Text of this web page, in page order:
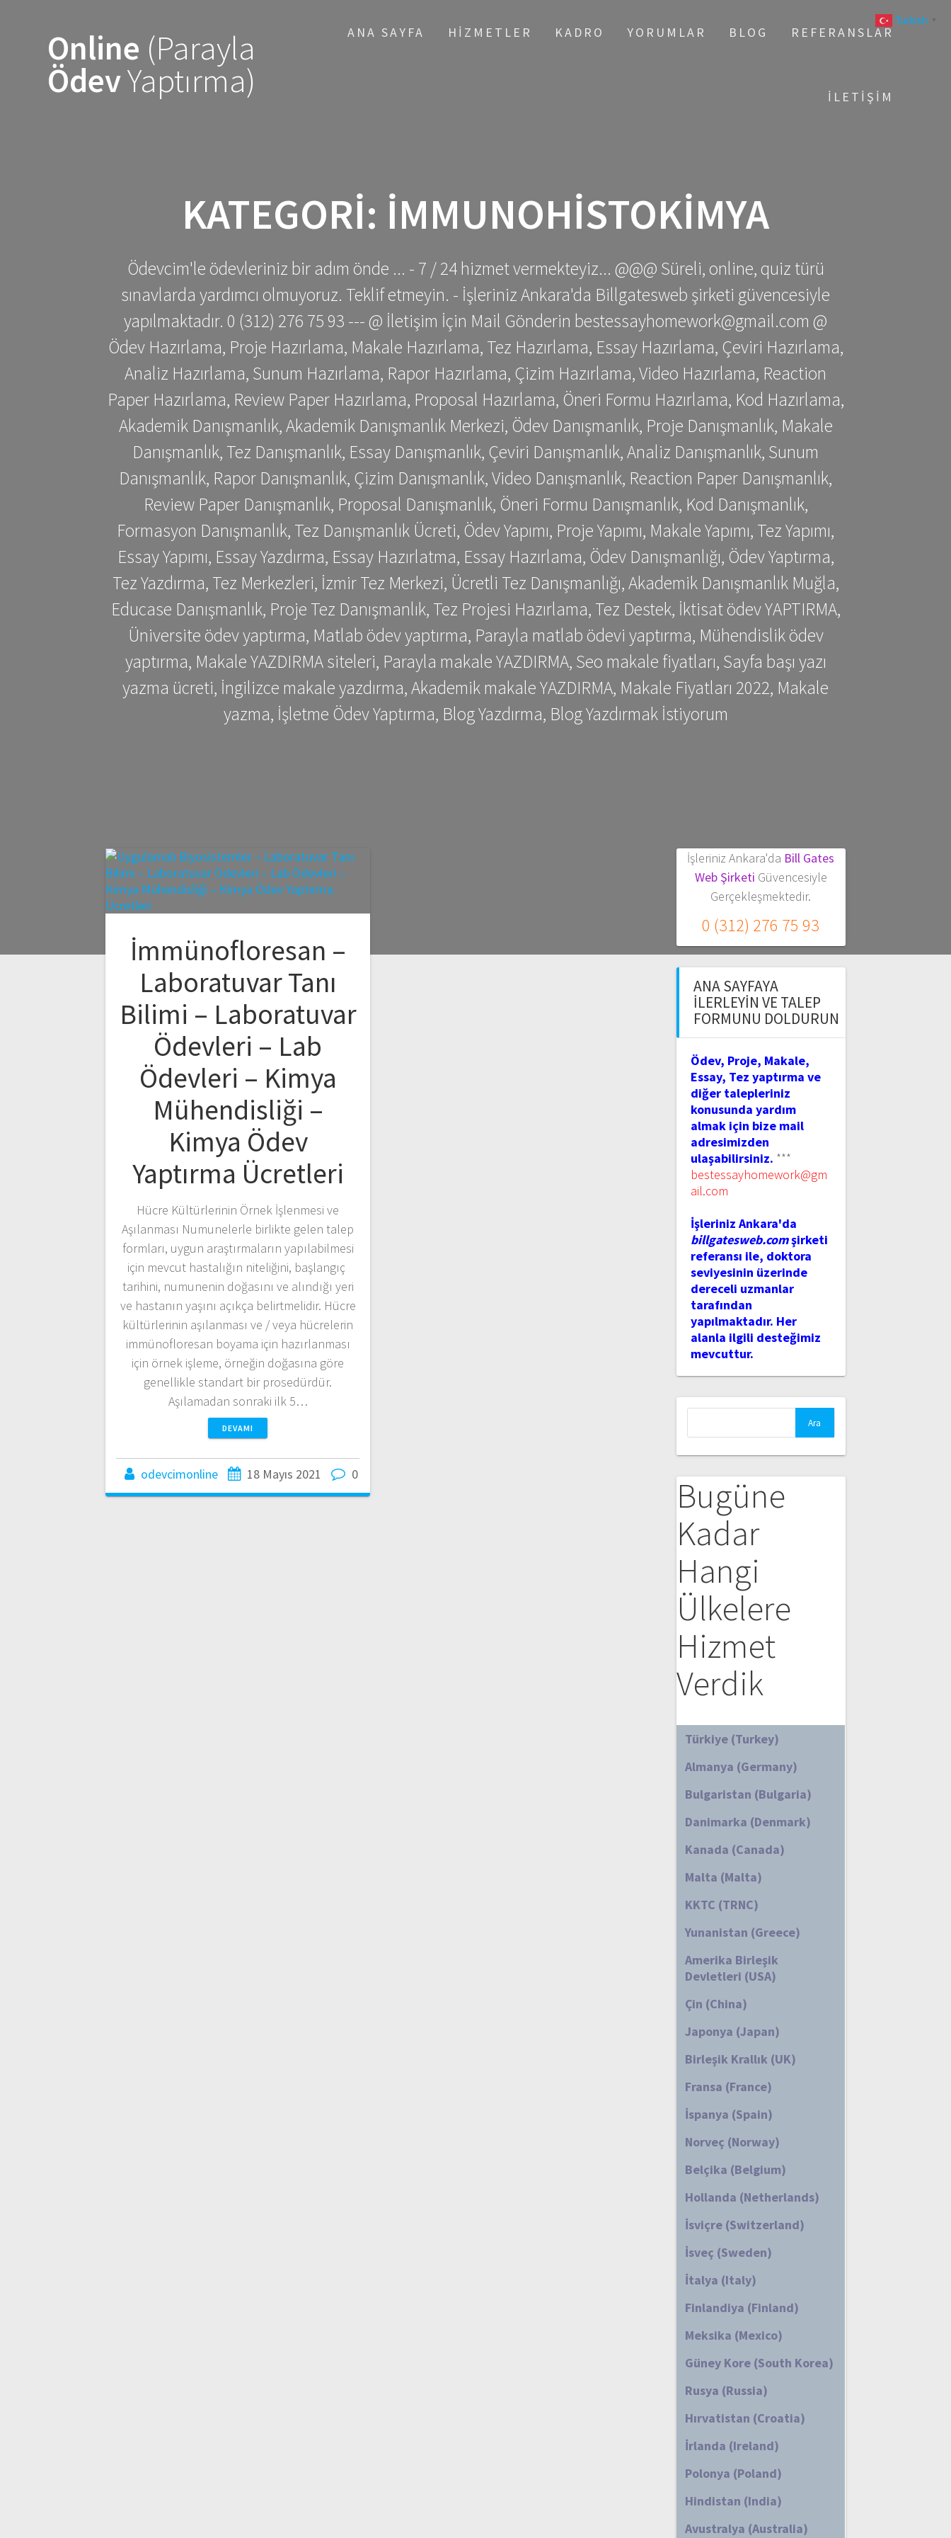
Online (Parayla
ÖdevYaptırma)
ANA SAYFA HIZMETLER KADRO YORUMLAR BLOG REFERANSLAR
İLETIŞIM
KATEGORI: İMMUNOHISTOKIMYA
Ödevcim'le ödevleriniz bir adım önde ... - 7 / 24 hizmet vermekteyiz... @@@ Süreli, online, quiz türü
sınavlarda yardımcı olmuyoruz. Teklif etmeyin. - İşleriniz Ankara'da Billgatesweb şirketi güvencesiyle
yapılmaktadır. 0 (312) 276 75 93 --- @ İletişim İçin Mail Gönderin bestessayhomework@gmail.com @
Ödev Hazırlama, Proje Hazırlama, Makale Hazırlama, Tez Hazırlama, Essay Hazırlama, Çeviri Hazırlama,
Analiz Hazırlama, Sunum Hazırlama, Rapor Hazırlama, Çizim Hazırlama, Video Hazırlama, Reaction
Paper Hazırlama, Review Paper Hazırlama, Proposal Hazırlama, Öneri Formu Hazırlama, Kod Hazırlama,
Akademik Danışmanlık, Akademik Danışmanlık Merkezi, Ödev Danışmanlık, Proje Danışmanlık, Makale
Danışmanlık, Tez Danışmanlık, Essay Danışmanlık, Çeviri Danışmanlık, Analiz Danışmanlık, Sunum
Danışmanlık, Rapor Danışmanlık, Çizim Danışmanlık, Video Danışmanlık, Reaction Paper Danışmanlık,
Review Paper Danışmanlık, Proposal Danışmanlık, Öneri Formu Danışmanlık, Kod Danışmanlık,
Formasyon Danışmanlık, Tez Danışmanlık Ücreti, Ödev Yapımı, Proje Yapımı, Makale Yapımı, Tez Yapımı,
Essay Yapımı, Essay Yazdırma, Essay Hazırlatma, Essay Hazırlama, Ödev Danışmanlığı, Ödev Yaptırma,
Tez Yazdırma, Tez Merkezleri, İzmir Tez Merkezi, Ücretli Tez Danışmanlığı, Akademik Danışmanlık Muğla,
Educase Danışmanlık, Proje Tez Danışmanlık, Tez Projesi Hazırlama, Tez Destek, İktisat ödev YAPTIRMA,
Üniversite ödev yaptırma, Matlab ödev yaptırma, Parayla matlab ödevi yaptırma, Mühendislik ödev
yaptırma, Makale YAZDIRMA siteleri, Parayla makale YAZDIRMA, Seo makale fiyatları, Sayfa başı yazı
yazma ücreti, İngilizce makale yazdırma, Akademik makale YAZDIRMA, Makale Fiyatları 2022, Makale
yazma, İşletme Ödev Yaptırma, Blog Yazdırma, Blog Yazdırmak İstiyorum
İmmünofloresan –
Laboratuvar Tanı
Bilimi – Laboratuvar
Ödevleri – Lab
Ödevleri – Kimya
Mühendisliği –
Kimya Ödev
Yaptırma Ücretleri
Hücre Kültürlerinin Örnek İşlenmesi ve
Aşılanması Numunelerle birlikte gelen talep
formları, uygun araştırmaların yapılabilmesi
için mevcut hastalığın niteliğini, başlangıç ​​
tarihini, numunenin doğasını ve alındığı yeri
ve hastanın yaşını açıkça belirtmelidir. Hücre
kültürlerinin aşılanması ve / veya hücrelerin
immünofloresan boyama için hazırlanması
için örnek işleme, örneğin doğasına göre
genellikle standart bir prosedürdür.
Aşılamadan sonraki ilk 5…
DEVAMI
odevcimonline 18 Mayıs 2021 0
İşleriniz Ankara'da Bill Gates
Web Şirketi Güvencesiyle
Gerçekleşmektedir.
0 (312) 276 75 93
ANA SAYFAYA
İLERLEYIN VE TALEP
FORMUNU DOLDURUN
Ödev, Proje, Makale,
Essay, Tez yaptırma ve
diğer talepleriniz
konusunda yardım
almak için bize mail
adresimizden
ulaşabilirsiniz. ***
bestessayhomework@gm
ail.com
İşleriniz Ankara'da
billgatesweb.comşirketi
referansı ile, doktora
seviyesinin üzerinde
dereceli uzmanlar
tarafından
yapılmaktadır. Her
alanla ilgili desteğimiz
mevcuttur.
Bugüne
Kadar
Hangi
Ülkelere
Hizmet
Verdik
Türkiye (Turkey)
Almanya (Germany)
Bulgaristan (Bulgaria)
Danimarka (Denmark)
Kanada (Canada)
Malta (Malta)
KKTC (TRNC)
Yunanistan (Greece)
Amerika Birleşik
Devletleri (USA)
Çin (China)
Japonya (Japan)
Birleşik Krallık (UK)
Fransa (France)
İspanya (Spain)
Norveç (Norway)
Belçika (Belgium)
Hollanda (Netherlands)
İsviçre (Switzerland)
İsveç (Sweden)
İtalya (Italy)
Finlandiya (Finland)
Meksika (Mexico)
Güney Kore (South Korea)
Rusya (Russia)
Hırvatistan (Croatia)
İrlanda (Ireland)
Polonya (Poland)
Hindistan (India)
Avustralya (Australia)
Turkish ▼